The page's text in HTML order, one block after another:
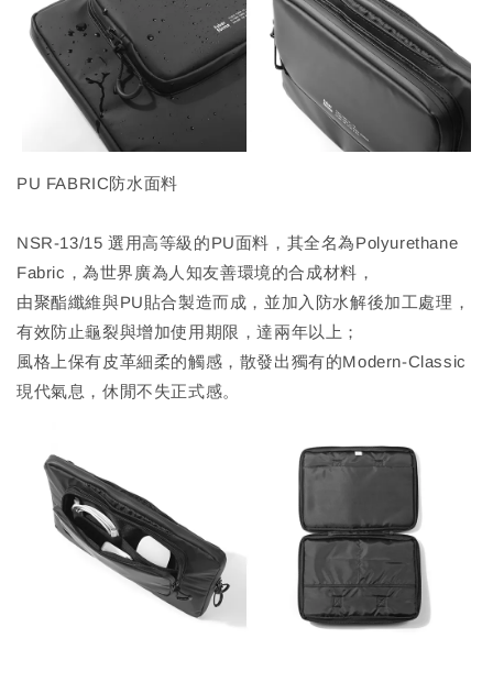
PU FABRIC防水面料
NSR-13/15 選用高等級的PU面料，其全名為Polyurethane
Fabric，為世界廣為人知友善環境的合成材料，
由聚酯纖維與PU貼合製造而成，並加入防水解後加工處理，
有效防止龜裂與增加使用期限，達兩年以上；
風格上保有皮革細柔的觸感，散發出獨有的Modern-Classic
現代氣息，休閒不失正式感。